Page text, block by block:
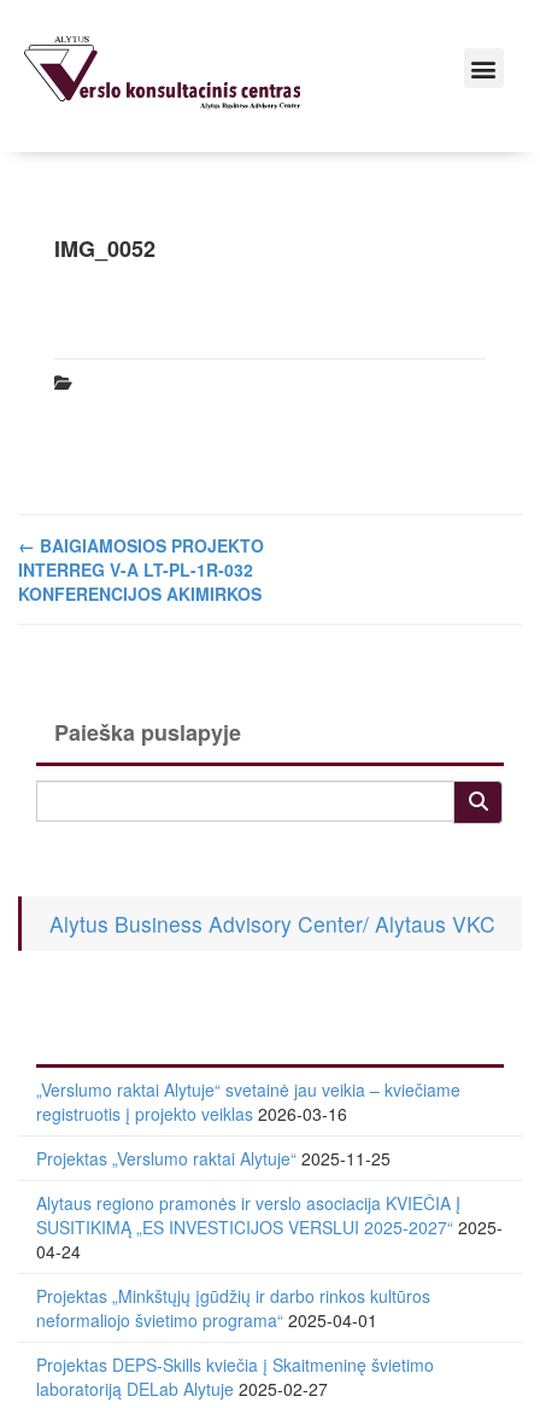
IMG_0052
← BAIGIAMOSIOS PROJEKTO
INTERREG V-A LT-PL-1R-032
KONFERENCIJOS AKIMIRKOS
Paieška puslapyje
Alytus Business Advisory Center/ Alytaus VKC
„Verslumo raktai Alytuje“ svetainė jau veikia – kviečiame
registruotis į projekto veiklas 2026-03-16
Projektas „Verslumo raktai Alytuje“ 2025-11-25
Alytaus regiono pramonės ir verslo asociacija KVIEČIA Į
SUSITIKIMĄ „ES INVESTICIJOS VERSLUI 2025-2027“ 2025-
04-24
Projektas „Minkštųjų įgūdžių ir darbo rinkos kultūros
neformaliojo švietimo programa“ 2025-04-01
Projektas DEPS-Skills kviečia į Skaitmeninę švietimo
laboratoriją DELab Alytuje 2025-02-27